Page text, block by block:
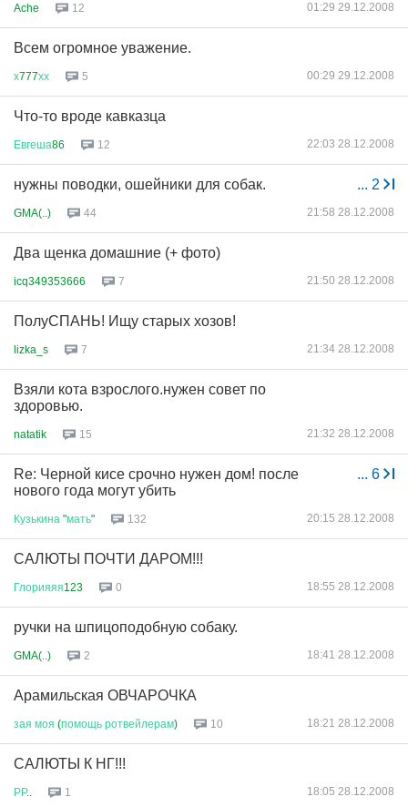
Ache 12 01:29 29.12.2008
Всем огромное уважение.
х777хх 5 00:29 29.12.2008
Что-то вроде кавказца
Евгеша86 12 22:03 28.12.2008
... 2
нужны поводки, ошейники для собак.
GMA(..) 44 21:58 28.12.2008
Два щенка домашние (+ фото)
icq349353666 7 21:50 28.12.2008
ПолуСПАНЬ! Ищу старых хозов!
lizka_s 7 21:34 28.12.2008
Взяли кота взрослого.нужен совет по
здоровью.
natatik 15 21:32 28.12.2008
... 6
Re: Черной кисе срочно нужен дом! после
нового года могут убить
Кузькина "мать" 132 20:15 28.12.2008
САЛЮТЫ ПОЧТИ ДАРОМ!!!
Глорияяя123 0 18:55 28.12.2008
ручки на шпицоподобную собаку.
GMA(..) 2 18:41 28.12.2008
Арамильская ОВЧАРОЧКА
зая моя (помощь ротвейлерам) 10 18:21 28.12.2008
САЛЮТЫ К НГ!!!
РР.. 1 18:05 28.12.2008